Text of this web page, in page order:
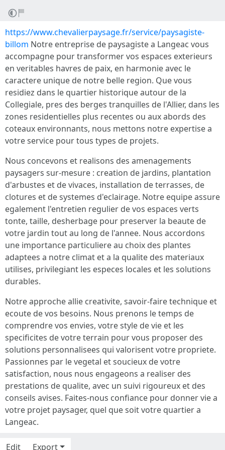
https://www.chevalierpaysage.fr/service/paysagiste-
billom Notre entreprise de paysagiste a Langeac vous
accompagne pour transformer vos espaces exterieurs
en veritables havres de paix, en harmonie avec le
caractere unique de notre belle region. Que vous
residiez dans le quartier historique autour de la
Collegiale, pres des berges tranquilles de l'Allier, dans les
zones residentielles plus recentes ou aux abords des
coteaux environnants, nous mettons notre expertise a
votre service pour tous types de projets.
Nous concevons et realisons des amenagements
paysagers sur-mesure : creation de jardins, plantation
d'arbustes et de vivaces, installation de terrasses, de
clotures et de systemes d'eclairage. Notre equipe assure
egalement l'entretien regulier de vos espaces verts
tonte, taille, desherbage pour preserver la beaute de
votre jardin tout au long de l'annee. Nous accordons
une importance particuliere au choix des plantes
adaptees a notre climat et a la qualite des materiaux
utilises, privilegiant les especes locales et les solutions
durables.
Notre approche allie creativite, savoir-faire technique et
ecoute de vos besoins. Nous prenons le temps de
comprendre vos envies, votre style de vie et les
specificites de votre terrain pour vous proposer des
solutions personnalisees qui valorisent votre propriete.
Passionnes par le vegetal et soucieux de votre
satisfaction, nous nous engageons a realiser des
prestations de qualite, avec un suivi rigoureux et des
conseils avises. Faites-nous confiance pour donner vie a
votre projet paysager, quel que soit votre quartier a
Langeac.
Edit Export